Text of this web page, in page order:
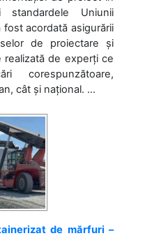
Uniunii
acordată asigurării
de proiectare și
de experți ce
corespunzătoare,
cât și național. ...
de mărfuri –